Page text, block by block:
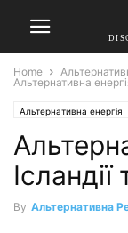
Home
Альтернативна
Альтернативна енергія
Ісландії
By Альтернативна